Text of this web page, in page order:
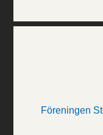
Föreningen